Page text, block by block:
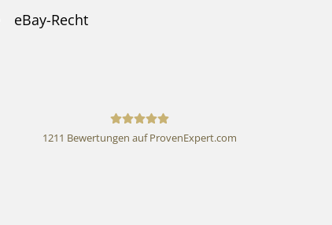
eBay-Recht
1211 Bewertungen auf ProvenExpert.com